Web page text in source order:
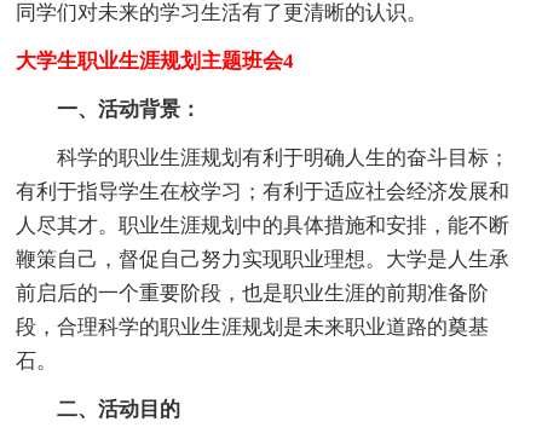
同学们对未来的学习生活有了更清晰的认识。
大学生职业生涯规划主题班会4
一、活动背景：
科学的职业生涯规划有利于明确人生的奋斗目标；
有利于指导学生在校学习；有利于适应社会经济发展和
人尽其才。职业生涯规划中的具体措施和安排，能不断
鞭策自己，督促自己努力实现职业理想。大学是人生承
前启后的一个重要阶段，也是职业生涯的前期准备阶
段，合理科学的职业生涯规划是未来职业道路的奠基
石。
二、活动目的